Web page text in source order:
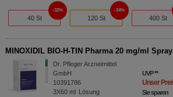
40 St
32%
120 St
34%
400 St
MINOXIDIL BIO-H-TIN Pharma 20 mg/ml
Dr. Pfleger Arzneimittel
GmbH
10391786
3X60 ml Lösung
UVP**
Unser
Sie sparen